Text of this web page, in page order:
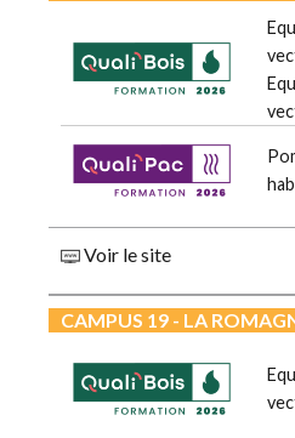
Voir le site
CAMPUS 19 - LA